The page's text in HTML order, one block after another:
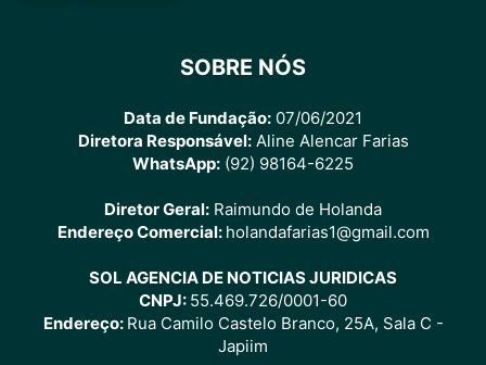
SOBRE NÓS
Data de Fundação: 07/06/2021
Diretora Responsável:Aline Alencar Farias
WhatsApp: (92) 98164-6225
Diretor Geral: Raimundo de Holanda
Endereço Comercial: holandafarias1@gmail.com
SOL AGENCIA DE NOTICIAS JURIDICAS
CNPJ: 55.469.726/0001-60
Endereço: Rua Camilo Castelo Branco, 25A, Sala C -
Japiim